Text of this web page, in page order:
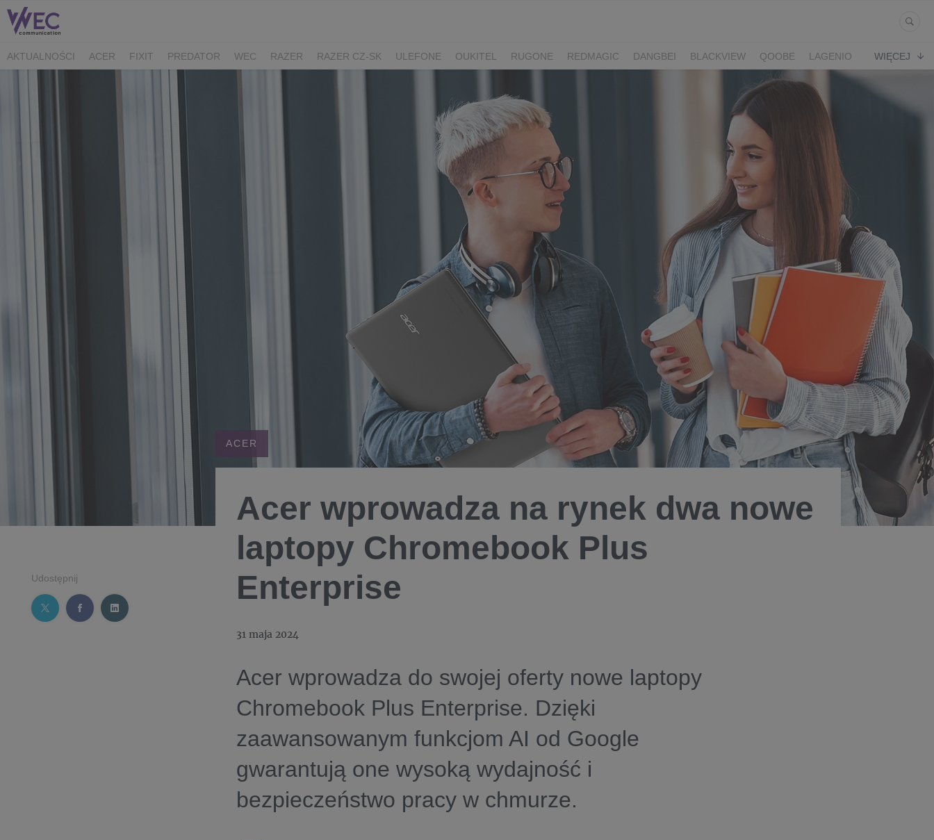
AKTUALNOŚCI ACER FIXIT PREDATOR WEC RAZER RAZER CZ-SK ULEFONE OUKITEL RUGONE REDMAGIC DANGBEI BLACKVIEW QOOBE
LAGENIO
WIĘCEJ
Udostępnij
ACER
Acer wprowadza na rynek dwa nowe
laptopy Chromebook Plus
Enterprise
31 maja 2024
Acer wprowadza do swojej oferty nowe laptopy
Chromebook Plus Enterprise. Dzięki
zaawansowanym funkcjom AI od Google
gwarantują one wysoką wydajność i
bezpieczeństwo pracy w chmurze.